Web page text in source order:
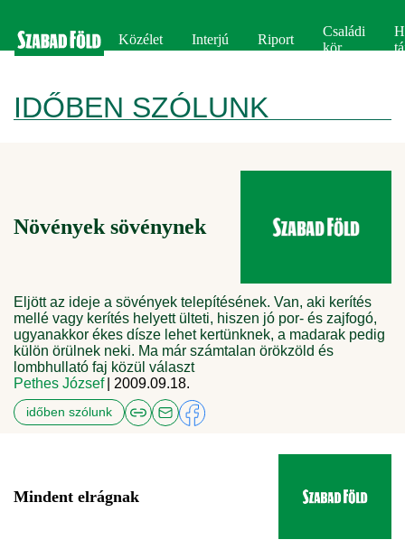
Közélet Interjú Riport
Családi
kör
IDŐBEN SZÓLUNK
Növények sövénynek
Eljött az ideje a sövények telepítésének. Van, aki kerítés
mellé vagy kerítés helyett ülteti, hiszen jó por- és zajfogó,
ugyanakkor ékes dísze lehet kertünknek, a madarak pedig
külön örülnek neki. Ma már számtalan örökzöld és
lombhullató faj közül választ
Pethes József
| 2009.09.18.
időben szólunk
Mindent elrágnak